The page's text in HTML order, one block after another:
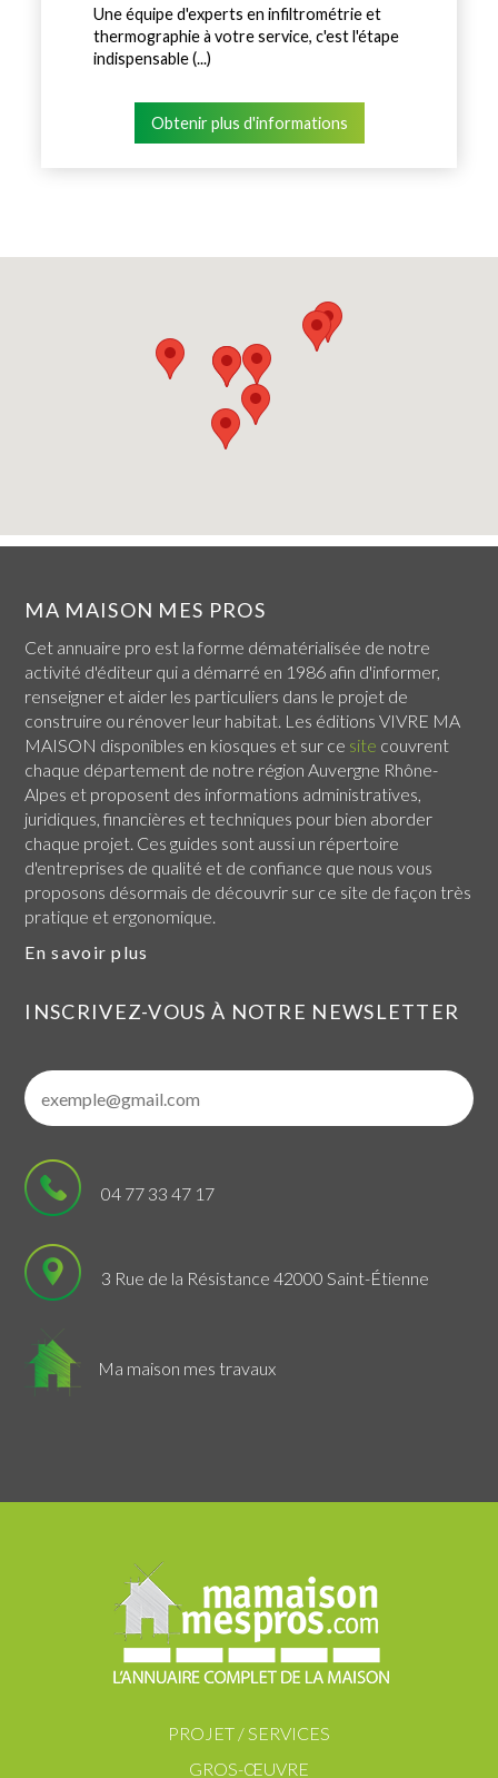
Une équipe d'experts en infiltrométrie et
thermographie à votre service, c'est l'étape
indispensable (...)
Obtenir plus d'informations
MA MAISON MES PROS
Cet annuaire pro est la forme dématérialisée de notre
activité d'éditeur qui a démarré en 1986 afin d'informer,
renseigner et aider les particuliers dans le projet de
construire ou rénover leur habitat. Les éditions VIVRE MA
MAISON disponibles en kiosques et sur ce site couvrent
chaque département de notre région Auvergne Rhône-
Alpes et proposent des informations administratives,
juridiques, financières et techniques pour bien aborder
chaque projet. Ces guides sont aussi un répertoire
d'entreprises de qualité et de confiance que nous vous
proposons désormais de découvrir sur ce site de façon très
pratique et ergonomique.
En savoir plus
INSCRIVEZ-VOUS À NOTRE NEWSLETTER
04 77 33 47 17
3 Rue de la Résistance 42000 Saint-Étienne
Ma maison mes travaux
PROJET / SERVICES
GROS-ŒUVRE